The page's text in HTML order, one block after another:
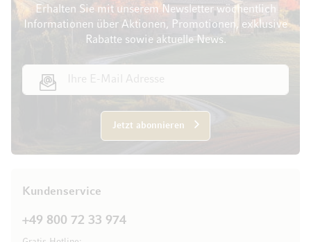
Erhalten Sie mit unserem Newsletter wöchentlich
Informationen über Aktionen, Promotionen, exklusive
Rabatte sowie aktuelle News.
Jetzt abonnieren
Kundenservice
+49 800 72 33 974